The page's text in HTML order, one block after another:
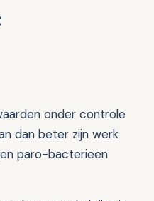
onder controle
dan beter zijn werk
paro-bacterieën